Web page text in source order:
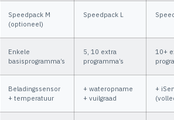
Speedpack M
(optioneel)
Speedpack L
Enkele
basisprogramma’s
5, 10 extra
programma’s
10+
Beladingssensor
+ temperatuur
+ wateropname
+ vuilgraad
+